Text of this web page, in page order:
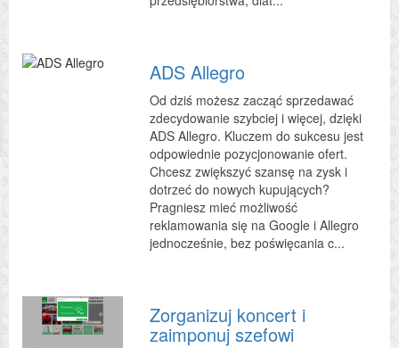
ADS Allegro
Od dziś możesz zacząć sprzedawać
zdecydowanie szybciej i więcej, dzięki
ADS Allegro. Kluczem do sukcesu jest
odpowiednie pozycjonowanie ofert.
Chcesz zwiększyć szansę na zysk i
dotrzeć do nowych kupujących?
Pragniesz mieć możliwość
reklamowania się na Google i Allegro
jednocześnie, bez poświęcania c...
Zorganizuj koncert i
zaimponuj szefowi